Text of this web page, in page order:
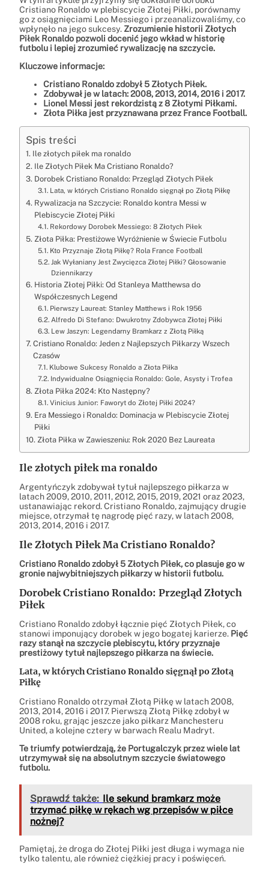
Cristiano Ronaldo w plebiscycie Złotej Piłki, porównamy
go z osiągnięciami Leo Messiego i przeanalizowaliśmy, co
wpłynęło na jego sukcesy. Zrozumienie historii Złotych
Piłek Ronaldo pozwoli docenić jego wkład w historię
futbolu i lepiej zrozumieć rywalizację na szczycie.
Kluczowe informacje:
Cristiano Ronaldo zdobył 5 Złotych Piłek.
Zdobywał je w latach: 2008, 2013, 2014, 2016 i 2017.
Lionel Messi jest rekordzistą z 8 Złotymi Piłkami.
Złota Piłka jest przyznawana przez France Football.
Spis treści
Ile złotych piłek ma ronaldo
Ile Złotych Piłek Ma Cristiano Ronaldo?
Dorobek Cristiano Ronaldo: Przegląd Złotych Piłek
Lata, w których Cristiano Ronaldo sięgnął po Złotą Piłkę
Rywalizacja na Szczycie: Ronaldo kontra Messi w
Plebiscycie Złotej Piłki
Rekordowy Dorobek Messiego: 8 Złotych Piłek
Złota Piłka: Prestiżowe Wyróżnienie w Świecie Futbolu
Kto Przyznaje Złotą Piłkę? Rola France Football
Jak Wyłaniany Jest Zwycięzca Złotej Piłki? Głosowanie
Dziennikarzy
Historia Złotej Piłki: Od Stanleya Matthewsa do
Współczesnych Legend
Pierwszy Laureat: Stanley Matthews i Rok 1956
Alfredo Di Stefano: Dwukrotny Zdobywca Złotej Piłki
Lew Jaszyn: Legendarny Bramkarz z Złotą Piłką
Cristiano Ronaldo: Jeden z Najlepszych Piłkarzy Wszech
Czasów
Klubowe Sukcesy Ronaldo a Złota Piłka
Indywidualne Osiągnięcia Ronaldo: Gole, Asysty i Trofea
Złota Piłka 2024: Kto Następny?
Vinicius Junior: Faworyt do Złotej Piłki 2024?
Era Messiego i Ronaldo: Dominacja w Plebiscycie Złotej
Piłki
Złota Piłka w Zawieszeniu: Rok 2020 Bez Laureata
Ile złotych piłek ma ronaldo
Argentyńczyk zdobywał tytuł najlepszego piłkarza w
latach 2009, 2010, 2011, 2012, 2015, 2019, 2021 oraz 2023,
ustanawiając rekord. Cristiano Ronaldo, zajmujący drugie
miejsce, otrzymał tę nagrodę pięć razy, w latach 2008,
2013, 2014, 2016 i 2017.
Ile Złotych Piłek Ma Cristiano Ronaldo?
Cristiano Ronaldo zdobył 5 Złotych Piłek, co plasuje go w
gronie najwybitniejszych piłkarzy w historii futbolu.
Dorobek Cristiano Ronaldo: Przegląd Złotych
Piłek
Cristiano Ronaldo zdobył łącznie pięć Złotych Piłek, co
stanowi imponujący dorobek w jego bogatej karierze. Pięć
razy stanął na szczycie plebiscytu, który przyznaje
prestiżowy tytuł najlepszego piłkarza na świecie.
Lata, w których Cristiano Ronaldo sięgnął po Złotą
Piłkę
Cristiano Ronaldo otrzymał Złotą Piłkę w latach 2008,
2013, 2014, 2016 i 2017. Pierwszą Złotą Piłkę zdobył w
2008 roku, grając jeszcze jako piłkarz Manchesteru
United, a kolejne cztery w barwach Realu Madryt.
Te triumfy potwierdzają, że Portugalczyk przez wiele lat
utrzymywał się na absolutnym szczycie światowego
futbolu.
Sprawdź także: Ile sekund bramkarz może
trzymać piłkę w rękach wg przepisów w piłce
nożnej?
Pamiętaj, że droga do Złotej Piłki jest długa i wymaga nie
tylko talentu, ale również ciężkiej pracy i poświęceń.